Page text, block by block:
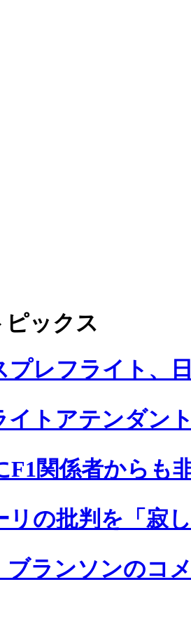
ックス
レフライト、
イトアテンダン
関係者からも
の批判を「寂し
ランソンのコ